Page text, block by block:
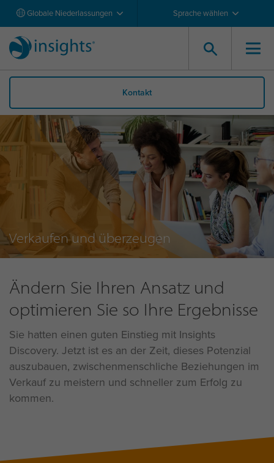
Globale Niederlassungen Sprache wählen
Kontakt
Verkaufen und überzeugen
Ändern Sie Ihren Ansatz und
optimieren Sie so Ihre Ergebnisse
Sie hatten einen guten Einstieg mit Insights
Discovery. Jetzt ist es an der Zeit, dieses Potenzial
auszubauen, zwischenmenschliche Beziehungen im
Verkauf zu meistern und schneller zum Erfolg zu
kommen.